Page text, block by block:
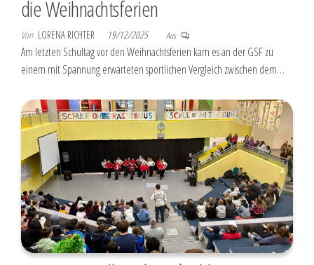
die Weihnachtsferien
Von LORENA RICHTER 19/12/2025 Aus
Am letzten Schultag vor den Weihnachtsferien kam es an der GSF zu
einem mit Spannung erwarteten sportlichen Vergleich zwischen dem…